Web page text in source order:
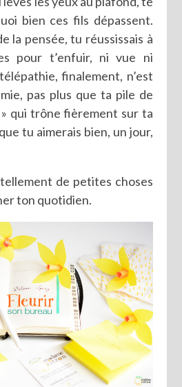
bien ces fils dépassent.
la pensée, tu réussissais à
pour t’enfuir, ni vue ni
finalement, n’est
pas plus que ta pile de
qui trône fièrement sur ta
tu aimerais bien, un jour,
de petites choses
ton quotidien.